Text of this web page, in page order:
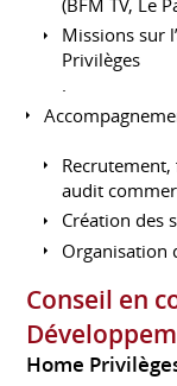
Missions sur
Privilèges
.
audit
Création des
Organisation
Conseil en
Home